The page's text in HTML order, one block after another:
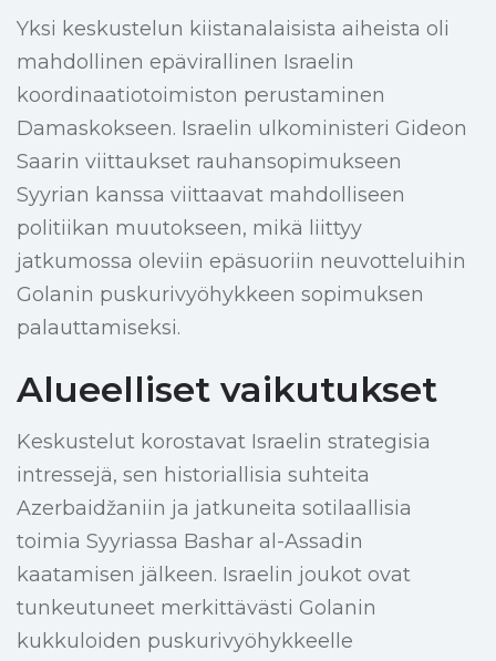
Yksi keskustelun kiistanalaisista aiheista oli
mahdollinen epävirallinen Israelin
koordinaatiotoimiston perustaminen
Damaskokseen. Israelin ulkoministeri Gideon
Saarin viittaukset rauhansopimukseen
Syyrian kanssa viittaavat mahdolliseen
politiikan muutokseen, mikä liittyy
jatkumossa oleviin epäsuoriin neuvotteluihin
Golanin puskurivyöhykkeen sopimuksen
palauttamiseksi.
Alueelliset vaikutukset
Keskustelut korostavat Israelin strategisia
intressejä, sen historiallisia suhteita
Azerbaidžaniin ja jatkuneita sotilaallisia
toimia Syyriassa Bashar al-Assadin
kaatamisen jälkeen. Israelin joukot ovat
tunkeutuneet merkittävästi Golanin
kukkuloiden puskurivyöhykkeelle